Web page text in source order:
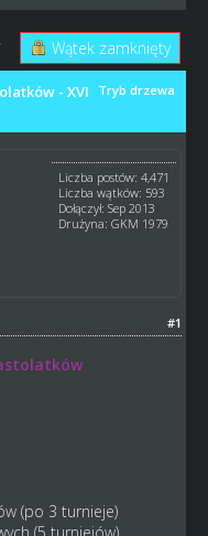
Wątek zamknięty
Tryb drzewa
- XVI
Liczba postów: 4,471
Liczba wątków: 593
Dołączył: Sep 2013
Drużyna: GKM 1979
#1
(po 3 turnieje)